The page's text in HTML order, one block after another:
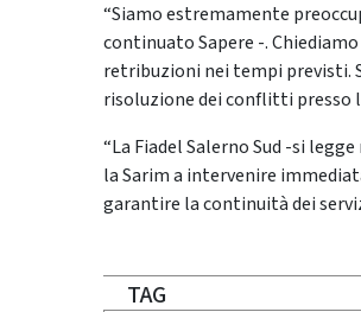
“Siamo estremamente
continuato Sapere -.
retribuzioni nei tempi previsti.
risoluzione dei conflitti presso
“La Fiadel Salerno Sud -si
la Sarim a intervenire
garantire la continuità dei
TAG